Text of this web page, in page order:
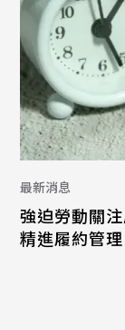
最新消息
強迫勞動關
精進履約管